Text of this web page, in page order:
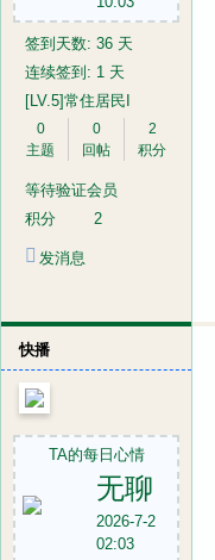
签到天数: 36 天
连续签到: 1 天
[LV.5]常住居民I
0
主题
0
回帖
2
积分
等待验证会员
积分
2
发消息
快播
TA的每日心情
无聊
2026-7-2
02:03